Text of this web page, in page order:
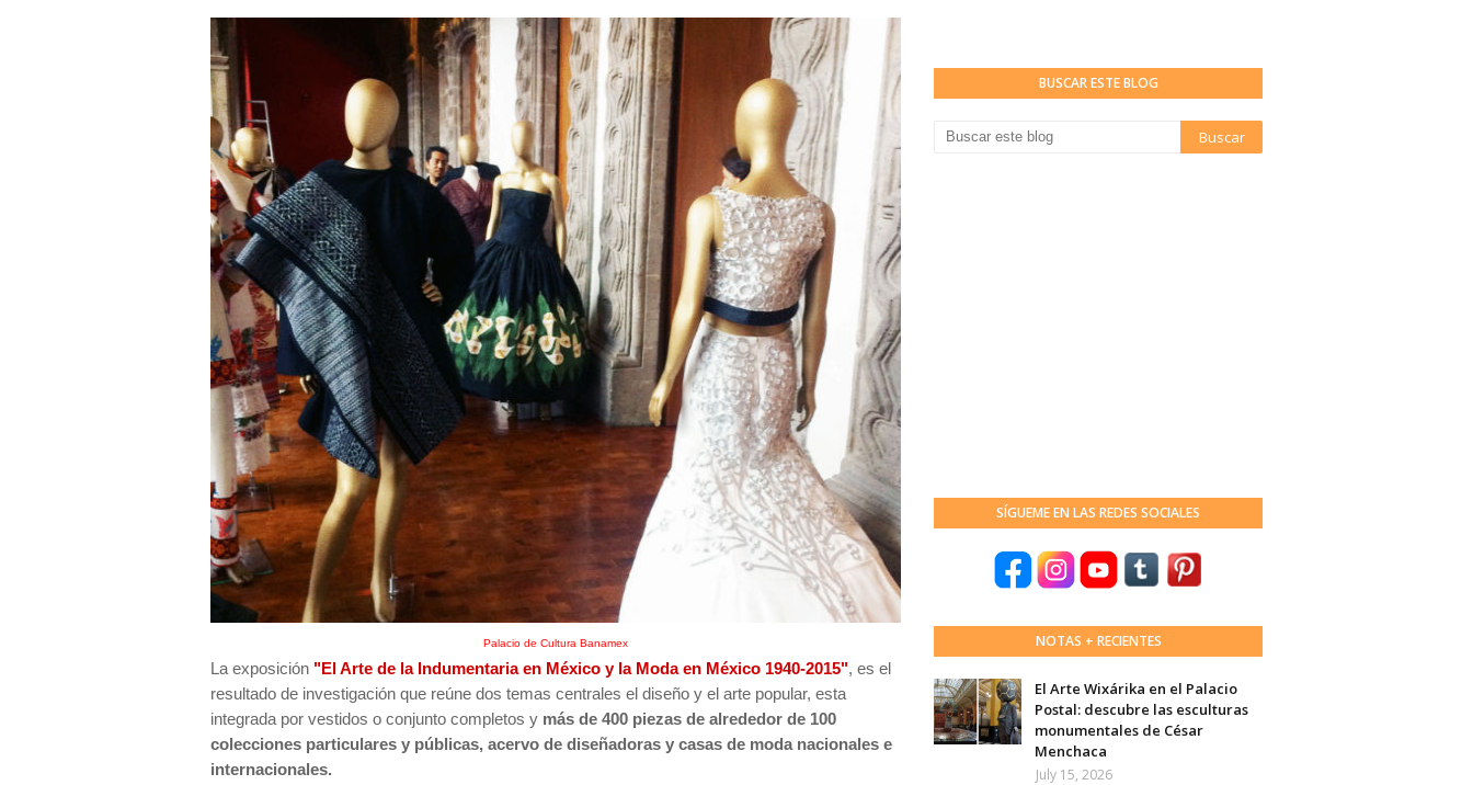
Palacio de Cultura Banamex
La exposición "El Arte de la Indumentaria en México y la Moda en México 1940-2015", es el
resultado de investigación que reúne dos temas centrales el diseño y el arte popular, esta
integrada por vestidos o conjunto completos y más de 400 piezas de alrededor de 100
colecciones particulares y públicas, acervo de diseñadoras y casas de moda nacionales e
internacionales.
BUSCAR ESTE BLOG
SÍGUEME EN LAS REDES SOCIALES
NOTAS + RECIENTES
El Arte Wixárika en el Palacio
Postal: descubre las esculturas
monumentales de César
Menchaca
July 15, 2026